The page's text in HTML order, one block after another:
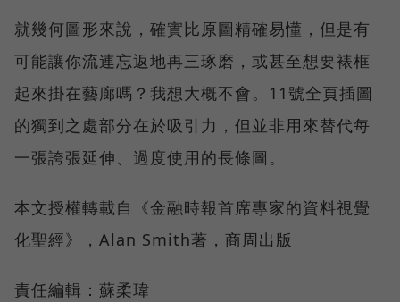
就幾何圖形來說，確實比原圖精確易懂，但是有
可能讓你流連忘返地再三琢磨，或甚至想要裱框
起來掛在藝廊嗎？我想大概不會。11號全頁插圖
的獨到之處部分在於吸引力，但並非用來替代每
一張誇張延伸、過度使用的長條圖。
本文授權轉載自《金融時報首席專家的資料視覺
化聖經》，Alan Smith著，商周出版
責任編輯：蘇柔瑋